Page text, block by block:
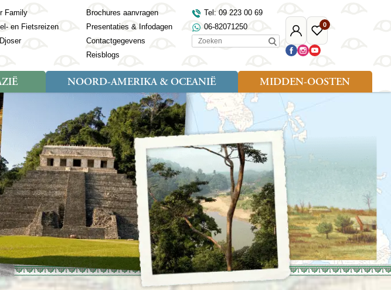
Mijn
Djoser
0
Favoriete
reizen
Family
en Fietsreizen
Brochures aanvragen
Presentaties & Infodagen
Contactgegevens
Reisblogs
Tel: 09 223 00 69
06-82071250
Zoeken
Armenië
Azerbeidzjan
Azoren
Balkan
Baltische Staten
Bosnië en Herzegovina
Bulgarije
Engeland
Finland
Frankrijk
Georgië
Griekenland
IJsland
Ierland
Italië
Kaapverdië
Kosovo
Kroatië
Lapland
Letland
Litouwen
Madeira
Montenegro
Noord-Macedonië
Noorwegen
Polen
Portugal
Roemenië
Sardinië
Schotland
Servië
Spanje
Turkije
Verenigd Koninkrijk
Wales
(57)
(22)
(3)
(28)
(16)
reizen
China & Tibet, 42
Sulawesi &
22 dagen
Bangladesh
Bhutan
Cambodja
China
Filipijnen
India
Indochina
Indonesië
Japan
Jordanië
Kazachstan
Kirgizië
Laos
Malediven
Maleisië
Mongolië
Nepal
Oezbekistan
Singapore
Sri Lanka
Taiwan
Thailand
Tibet
Turkmenistan
Vietnam
Zijderoute
Zuid-Korea
NOORD-AMERIKA & OCEANIË
Rondreis (7)
Familiereis (2)
Natuur (5)
Landen
Alaska
Australië
Nieuw-Zeeland
Verenigde Staten
MIDDEN-OOSTEN
Soort reizen
Rondreis (18)
Familiereis (9)
Cultuur (8)
Landen
Egypte
Jordanië
Marokko
Oman
Saoedi-Arabië
Tunesië
Turkije